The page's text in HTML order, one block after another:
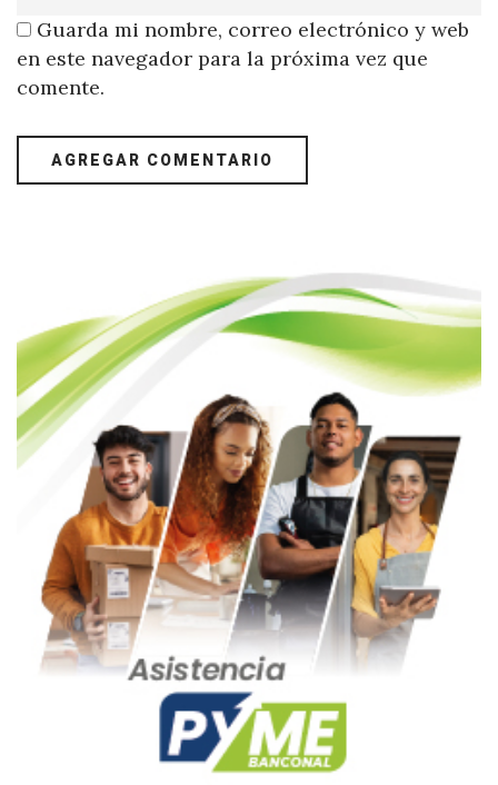
Guarda mi nombre, correo electrónico y web
en este navegador para la próxima vez que
comente.